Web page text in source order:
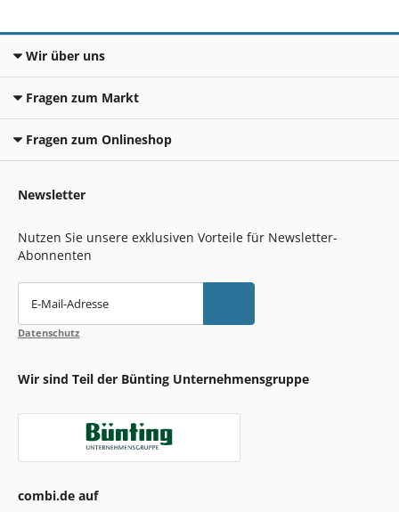
Wir über uns
Fragen zum Markt
Fragen zum Onlineshop
Newsletter
Nutzen Sie unsere exklusiven Vorteile für Newsletter-
Abonnenten
E-Mail-Adresse
Datenschutz
Wir sind Teil der Bünting Unternehmensgruppe
combi.de auf